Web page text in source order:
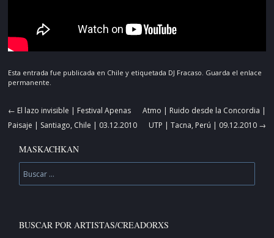
Esta entrada fue publicada en Chile y etiquetada DJ Fracaso . Guarda el enlace
permanente
Navegador
de
← El lazo invisible | Festival Apenas
Paisaje | Santiago, Chile | 03.12.2010
Atmo | Ruido desde la Concordia |
UTP | Tacna, Perú | 09.12.2010 →
MASKACHKAN
Buscar
BUSCAR POR ARTISTAS/CREADORXS